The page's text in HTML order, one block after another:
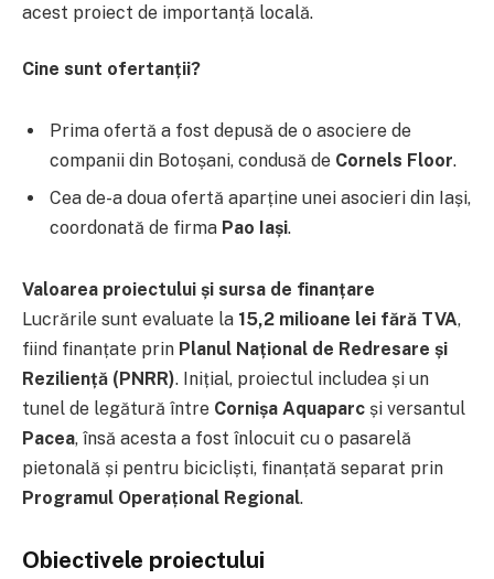
acest proiect de importanță locală.
Cine sunt ofertanții?
Prima ofertă a fost depusă de o asociere de
companii din Botoșani, condusă de Cornels Floor.
Cea de-a doua ofertă aparține unei asocieri din Iași,
coordonată de firma Pao Iași.
Valoarea proiectului și sursa de finanțare
Lucrările sunt evaluate la 15,2 milioane lei fără TVA,
fiind finanțate prin Planul Național de Redresare și
Reziliență (PNRR). Inițial, proiectul includea și un
tunel de legătură între Cornișa Aquaparc și versantul
Pacea, însă acesta a fost înlocuit cu o pasarelă
pietonală și pentru bicicliști, finanțată separat prin
Programul Operațional Regional.
Obiectivele proiectului